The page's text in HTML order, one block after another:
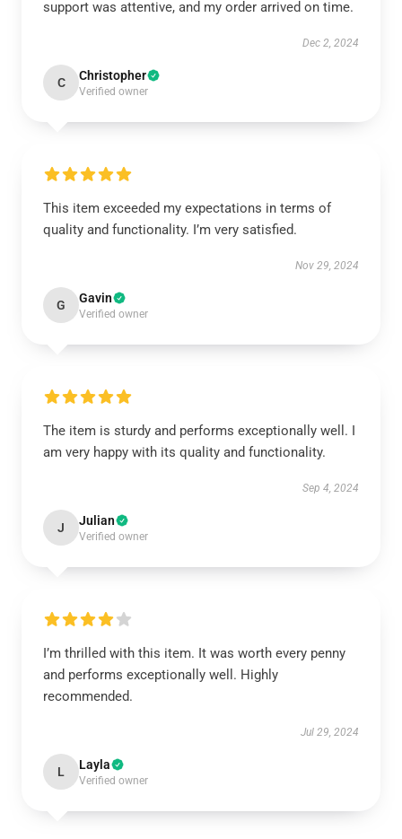
support was attentive, and my order arrived on time.
Dec 2, 2024
C Christopher
Verified owner
This item exceeded my expectations in terms of
quality and functionality. I’m very satisfied.
Nov 29, 2024
G Gavin
Verified owner
The item is sturdy and performs exceptionally well. I
am very happy with its quality and functionality.
Sep 4, 2024
J Julian
Verified owner
I’m thrilled with this item. It was worth every penny
and performs exceptionally well. Highly
recommended.
Jul 29, 2024
L Layla
Verified owner